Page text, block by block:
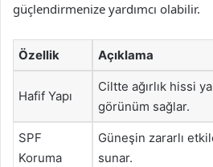
güçlendirmenize yardımcı olabilir.
Özellik Açıklama
Hafif Yapı
Ciltte ağırlık hissi
görünüm sağlar.
SPF
Koruma
Güneşin zararlı
sunar.